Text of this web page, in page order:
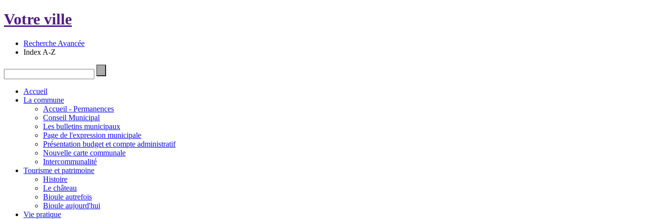
Votre ville
Recherche Avancée
Index A-Z
Accueil
La commune
Accueil - Permanences
Conseil Municipal
Les bulletins municipaux
Page de l'expression municipale
Présentation budget et compte administratif
Nouvelle carte communale
Intercommunalité
Tourisme et patrimoine
Histoire
Le château
Bioule autrefois
Bioule aujourd'hui
Vie pratique